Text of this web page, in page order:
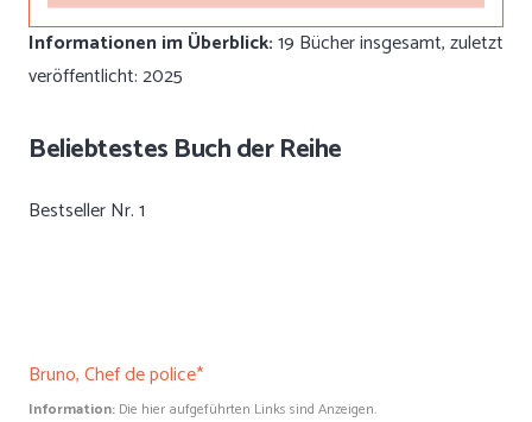
Informationen im Überblick:19 Bücher insgesamt, zuletzt
veröffentlicht: 2025
Beliebtestes Buch der Reihe
Bestseller Nr. 1
Bruno, Chef de police*
Information: Die hier aufgeführten Links sind Anzeigen.